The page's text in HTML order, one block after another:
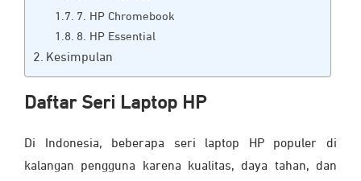
7. HP Chromebook
8. HP Essential
Kesimpulan
Daftar Seri Laptop HP
Di Indonesia, beberapa seri laptop HP populer di
kalangan pengguna karena kualitas, daya tahan, dan